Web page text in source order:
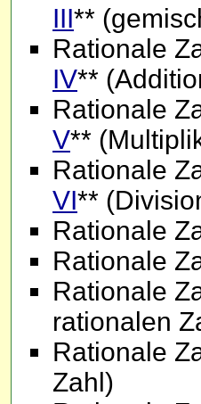
III**
Rationale
IV**
Rationale
V**
Rationale
VI**
Rationale
Rationale
Rationale
rationalen
Rationale
Zahl)